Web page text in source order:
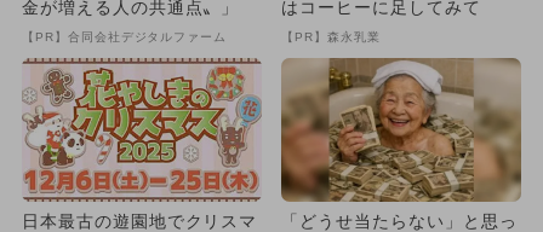
金が増える人の共通点〟」
【PR】合同会社デジタルファーム
はコーヒーに足してみて
【PR】森永乳業
日本最古の遊園地でクリスマ
「どうせ当たらない」と思っ